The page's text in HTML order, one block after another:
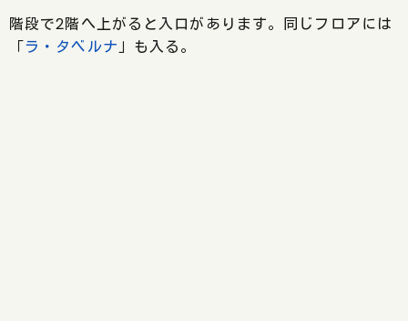
階段で2階へ上がると入口があります。同じフロアには
「ラ・タベルナ」も入る。